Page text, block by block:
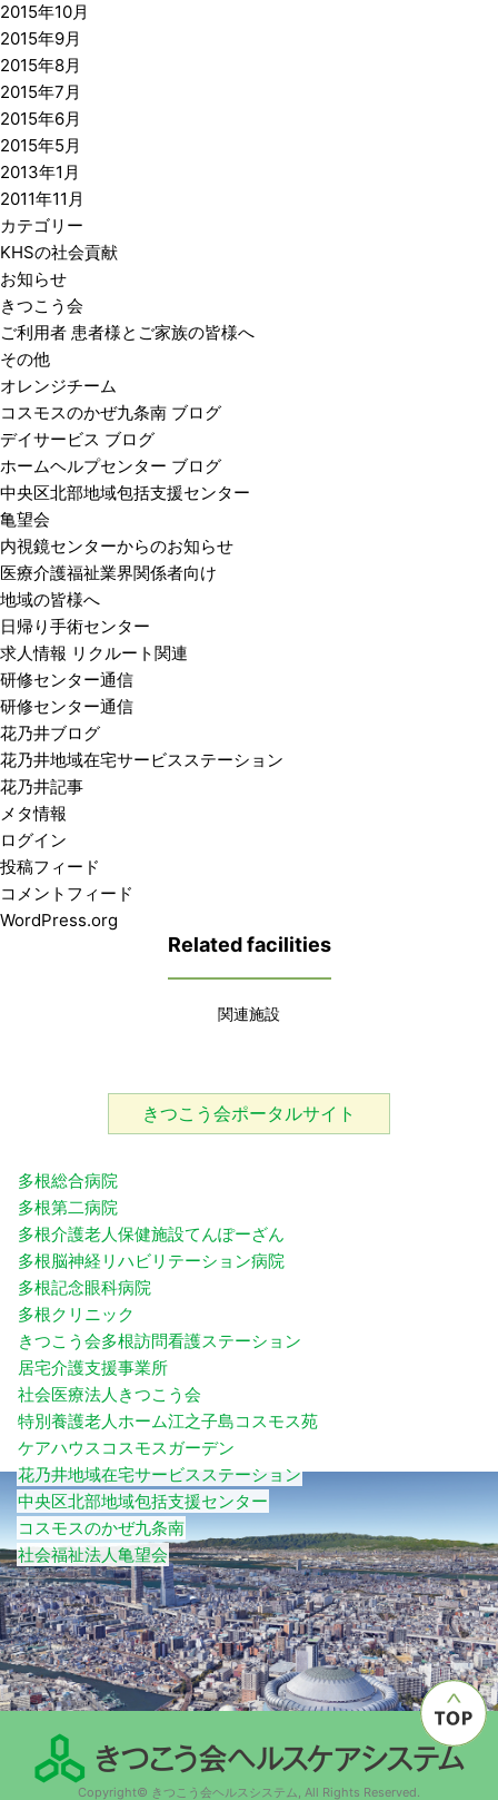
2015年10月
2015年9月
2015年8月
2015年7月
2015年6月
2015年5月
2013年1月
2011年11月
カテゴリー
KHSの社会貢献
お知らせ
きつこう会
ご利用者 患者様とご家族の皆様へ
その他
オレンジチーム
コスモスのかぜ九条南 ブログ
デイサービス ブログ
ホームヘルプセンター ブログ
中央区北部地域包括支援センター
亀望会
内視鏡センターからのお知らせ
医療介護福祉業界関係者向け
地域の皆様へ
日帰り手術センター
求人情報 リクルート関連
研修センター通信
研修センター通信
花乃井ブログ
花乃井地域在宅サービスステーション
花乃井記事
メタ情報
ログイン
投稿フィード
コメントフィード
WordPress.org
Related facilities
関連施設
きつこう会ポータルサイト
多根総合病院
多根第二病院
多根介護老人保健施設てんぽーざん
多根脳神経リハビリテーション病院
多根記念眼科病院
多根クリニック
きつこう会多根訪問看護ステーション
居宅介護支援事業所
社会医療法人きつこう会
特別養護老人ホーム江之子島コスモス苑
ケアハウスコスモスガーデン
花乃井地域在宅サービスステーション
中央区北部地域包括支援センター
コスモスのかぜ九条南
社会福祉法人亀望会
Copyright© きつこう会ヘルスシステム, All Rights Reserved.